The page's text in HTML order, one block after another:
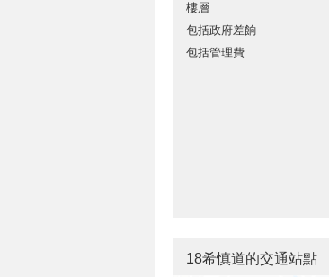
樓層
包括政府差餉
包括管理費
18希慎道的交通站點